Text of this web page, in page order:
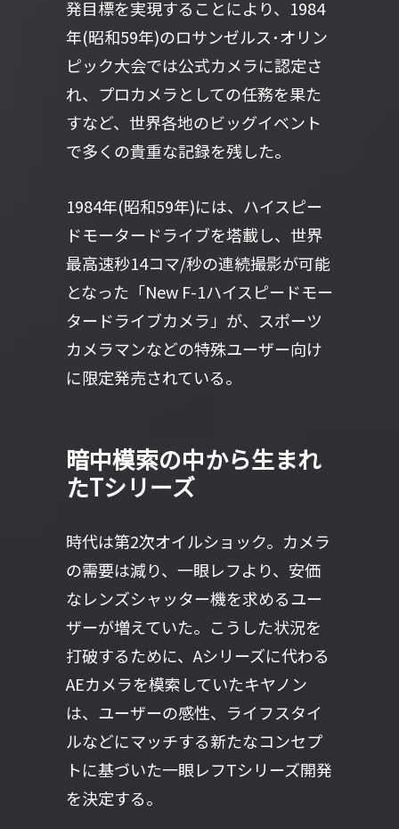
発目標を実現することにより、1984
年(昭和59年)のロサンゼルス･オリン
ピック大会では公式カメラに認定さ
れ、プロカメラとしての任務を果た
すなど、世界各地のビッグイベント
で多くの貴重な記録を残した。
1984年(昭和59年)には、ハイスピー
ドモータードライブを塔載し、世界
最高速秒14コマ/秒の連続撮影が可能
となった「New F-1ハイスピードモー
タードライブカメラ」が、スポーツ
カメラマンなどの特殊ユーザー向け
に限定発売されている。
暗中模索の中から生まれ
たTシリーズ
時代は第2次オイルショック。カメラ
の需要は減り、一眼レフより、安価
なレンズシャッター機を求めるユー
ザーが増えていた。こうした状況を
打破するために、Aシリーズに代わる
AEカメラを模索していたキヤノン
は、ユーザーの感性、ライフスタイ
ルなどにマッチする新たなコンセプ
トに基づいた一眼レフTシリーズ開発
を決定する。